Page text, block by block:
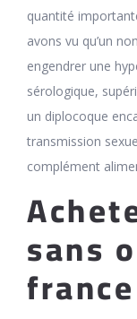
quantité
avons vu qu’un
engendrer une
sérologique,
un diplocoque
transmission
complément
sans
france